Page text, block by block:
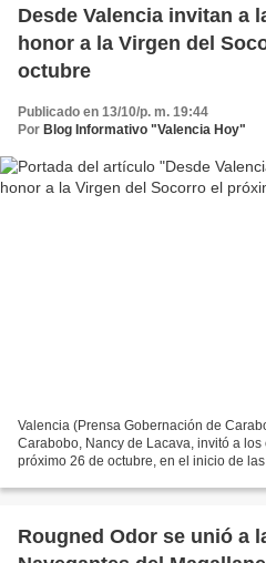
Desde Valencia invitan a
honor a la Virgen del
octubre
Publicado en 13/10/p. m. 19:44
Por Blog Informativo "Valencia Hoy"
Valencia (Prensa Gobernación de
Carabobo, Nancy de Lacava, invitó a los
próximo 26 de octubre, en el inicio de
Rougned Odor se unió a